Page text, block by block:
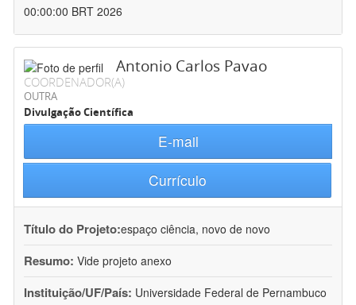
00:00:00 BRT 2026
Antonio Carlos Pavao
COORDENADOR(A)
OUTRA
Divulgação Científica
E-mail
Currículo
Título do Projeto:espaço ciência, novo de novo
Resumo: Vide projeto anexo
Instituição/UF/País: Universidade Federal de Pernambuco